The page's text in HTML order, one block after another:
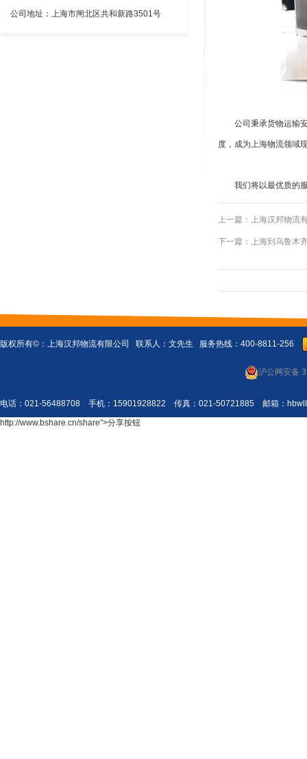
公司地址：上海市闸北区共和新路3501号
公司秉承货物运输
度，成为上海物流领域
我们将以最优质的
上一篇： 上海汉邦物流
下一篇： 上海到乌鲁木
版权所有©： 上海汉邦物流有限公司 联系人：文先生 服务热线：400-8811-256
沪公网安备
电话：021-56488708 手机：15901928822 传真：021-50721885 邮箱：
http://www.bshare.cn/share">分享按钮